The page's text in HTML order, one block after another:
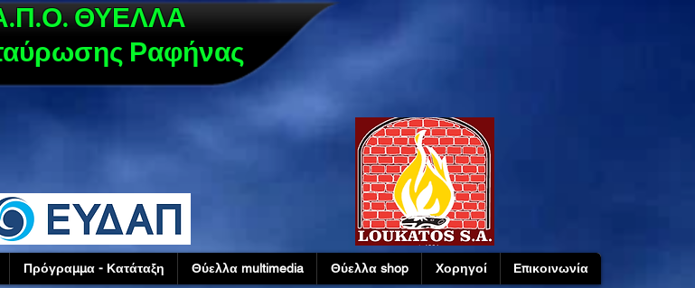
ΘΥΕΛΛΑ
Ραφήνας
Πρόγραμμα - Κατάταξη Θύελλα multimedia Θύελλα shop Χορηγοί Επικοινωνία